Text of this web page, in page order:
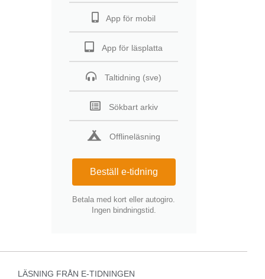
App för mobil
App för läsplatta
Taltidning (sve)
Sökbart arkiv
Offlineläsning
Beställ e-tidning
Betala med kort eller autogiro.
Ingen bindningstid.
LÄSNING FRÅN E-TIDNINGEN